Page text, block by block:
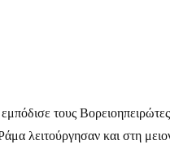
τους
λειτούργησαν και στη